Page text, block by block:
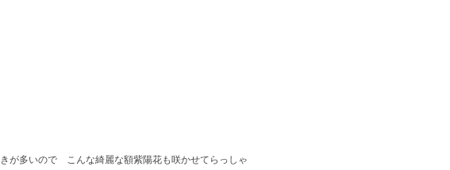
が多いので こんな綺麗な額紫陽花も咲かせてらっしゃ